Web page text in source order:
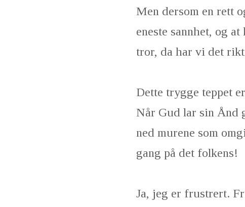
Men dersom en rett
eneste sannhet, og
tror, da har vi det
Dette trygge teppet
Når Gud lar sin Ånd
ned murene som
gang på det folkens!
Ja, jeg er frustrert.